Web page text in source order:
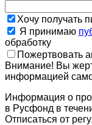
Хочу получать
Я принимаю
обработку
Пожертвовать
Внимание! Вы
информацией
Информация о
в Русфонд в
Отписаться от